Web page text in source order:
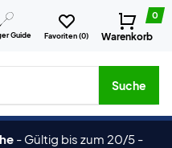
Guide Favoriten (0)
0
Warenkorb
Marken usw.
Suche
- Gültig bis zum 20/5 -